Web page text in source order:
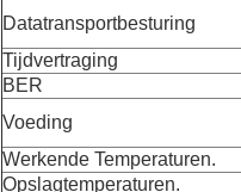
Datatransportbesturing
Tijdvertraging
BER
Voeding
Werkende Temperaturen.
Opslagtemperaturen.